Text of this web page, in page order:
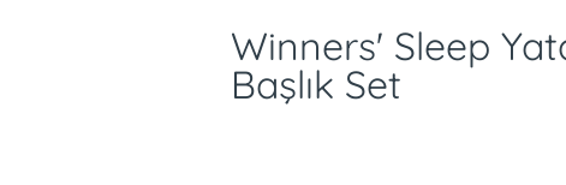
Winners' Sleep
Başlık Set